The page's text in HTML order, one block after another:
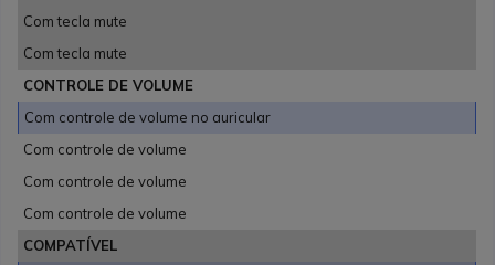
Com tecla mute
Com tecla mute
CONTROLE DE VOLUME
Com controle de volume no auricular
Com controle de volume
Com controle de volume
Com controle de volume
COMPATÍVEL